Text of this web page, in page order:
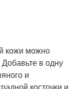
кожи можно
в одну
и
косточки и